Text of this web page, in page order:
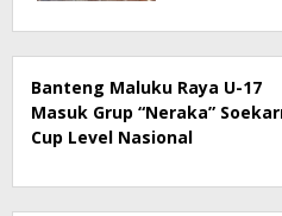
Banteng Maluku Raya U-17
Masuk Grup “Neraka”
Cup Level Nasional